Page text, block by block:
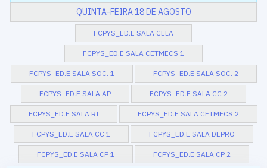
QUINTA-FEIRA 18 DE AGOSTO
FCPYS_ED.E SALA CELA
FCPYS_ED.E SALA CETMECS 1
FCPYS_ED.E SALA SOC. 1 FCPYS_ED.E SALA SOC. 2
FCPYS_ED.E SALA AP FCPYS_ED.E SALA CC 2
FCPYS_ED.E SALA RI FCPYS_ED.E SALA CETMECS 2
FCPYS_ED.E SALA CC 1 FCPYS_ED.E SALA DEPRO
FCPYS_ED.E SALA CP 1 FCPYS_ED.E SALA CP 2